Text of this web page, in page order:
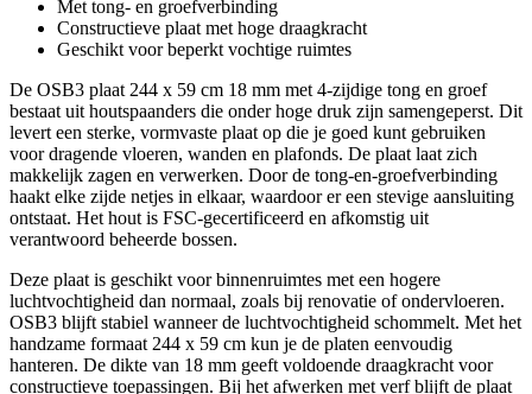
Met tong- en groefverbinding
Constructieve plaat met hoge draagkracht
Geschikt voor beperkt vochtige ruimtes
De OSB3 plaat 244 x 59 cm 18 mm met 4-zijdige tong en groef
bestaat uit houtspaanders die onder hoge druk zijn samengeperst. Dit
levert een sterke, vormvaste plaat op die je goed kunt gebruiken
voor dragende vloeren, wanden en plafonds. De plaat laat zich
makkelijk zagen en verwerken. Door de tong-en-groefverbinding
haakt elke zijde netjes in elkaar, waardoor er een stevige aansluiting
ontstaat. Het hout is FSC-gecertificeerd en afkomstig uit
verantwoord beheerde bossen.
Deze plaat is geschikt voor binnenruimtes met een hogere
luchtvochtigheid dan normaal, zoals bij renovatie of ondervloeren.
OSB3 blijft stabiel wanneer de luchtvochtigheid schommelt. Met het
handzame formaat 244 x 59 cm kun je de platen eenvoudig
hanteren. De dikte van 18 mm geeft voldoende draagkracht voor
constructieve toepassingen. Bij het afwerken met verf blijft de plaat